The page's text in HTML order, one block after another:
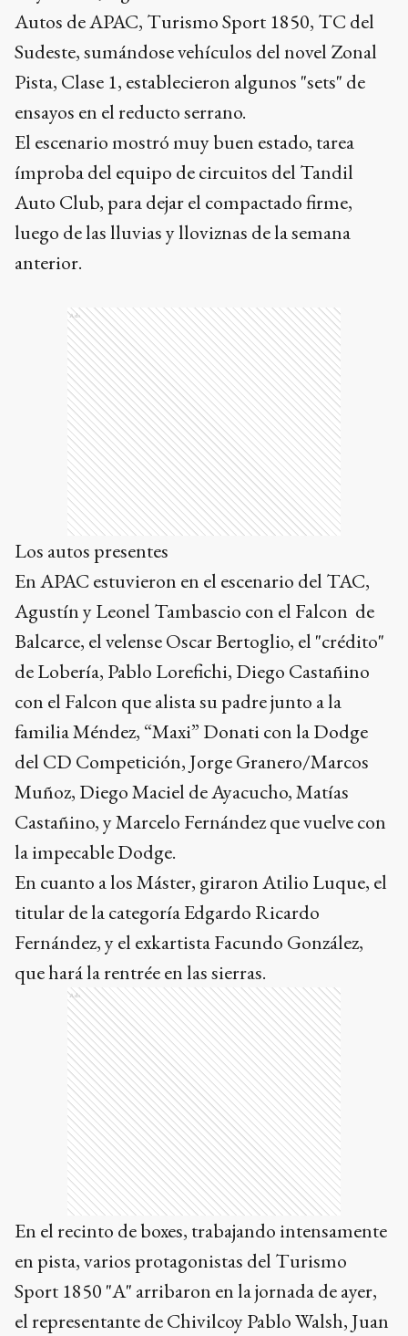
Autos de APAC, Turismo Sport 1850, TC del
Sudeste, sumándose vehículos del novel Zonal
Pista, Clase 1, establecieron algunos "sets" de
ensayos en el reducto serrano.
El escenario mostró muy buen estado, tarea
ímproba del equipo de circuitos del Tandil
Auto Club, para dejar el compactado firme,
luego de las lluvias y lloviznas de la semana
anterior.
Ads
Los autos presentes
En APAC estuvieron en el escenario del TAC,
Agustín y Leonel Tambascio con el Falcon de
Balcarce, el velense Oscar Bertoglio, el "crédito"
de Lobería, Pablo Lorefichi, Diego Castañino
con el Falcon que alista su padre junto a la
familia Méndez, “Maxi” Donati con la Dodge
del CD Competición, Jorge Granero/Marcos
Muñoz, Diego Maciel de Ayacucho, Matías
Castañino, y Marcelo Fernández que vuelve con
la impecable Dodge.
En cuanto a los Máster, giraron Atilio Luque, el
titular de la categoría Edgardo Ricardo
Fernández, y el exkartista Facundo González,
que hará la rentrée en las sierras.
Ads
En el recinto de boxes, trabajando intensamente
en pista, varios protagonistas del Turismo
Sport 1850 "A" arribaron en la jornada de ayer,
el representante de Chivilcoy Pablo Walsh, Juan